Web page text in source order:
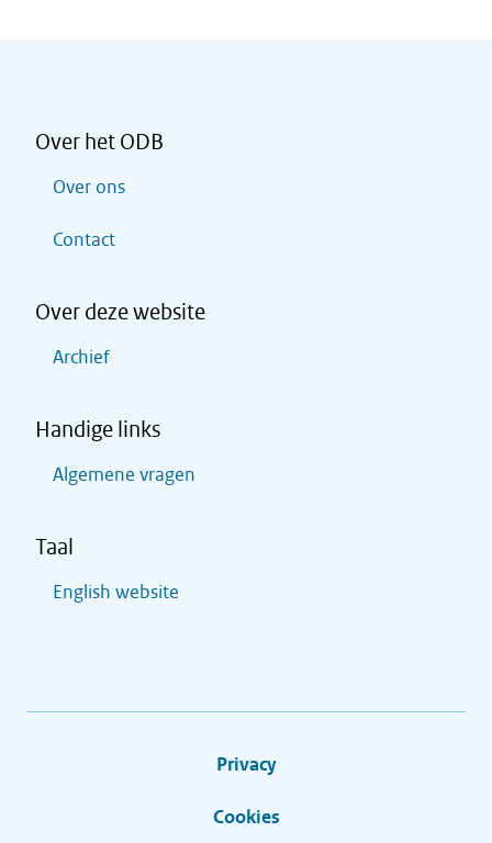
Over het ODB
Over ons
Contact
Over deze website
Archief
Handige links
Algemene vragen
Taal
English website
Privacy
Cookies